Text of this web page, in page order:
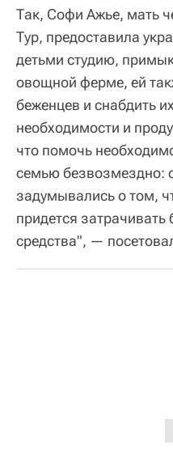
Так, Софи Ажье, мать
Тур, предоставила
детьми студию,
овощной ферме, ей
беженцев и снабдить
необходимости и
что помочь
семью безвозмездно:
задумывались о том,
придется
средства", —